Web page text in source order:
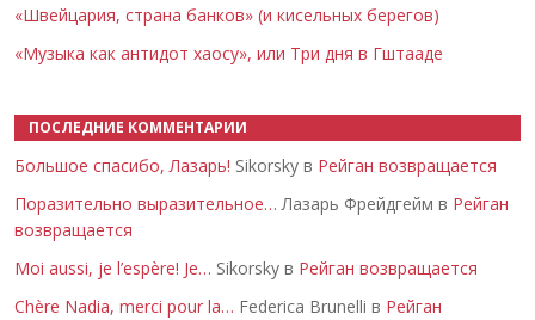
«Швейцария, страна банков» (и кисельных берегов)
«Музыка как антидот хаосу», или Три дня в Гштааде
ПОСЛЕДНИЕ КОММЕНТАРИИ
Большое спасибо, Лазарь! Sikorsky в Рейган возвращается
Поразительно выразительное… Лазарь Фрейдгейм в Рейган
возвращается
Moi aussi, je l’espère! Je… Sikorsky в Рейган возвращается
Chère Nadia, merci pour la… Federica Brunelli в Рейган